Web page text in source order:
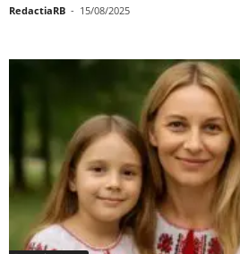
RedactiaRB - 15/08/2025